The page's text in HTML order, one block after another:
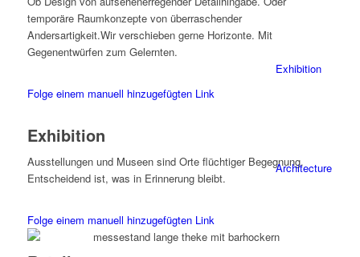
Exhibition
Architecture
temporäre Raumkonzepte von überraschender
Andersartigkeit.Wir verschieben gerne Horizonte. Mit
Gegenentwürfen zum Gelernten.
Folge einem manuell hinzugefügten Link
Exhibition
Ausstellun­gen und Museen sind Orte flüchtiger Begegnung.
Entschei­dend ist, was in Erinnerung bleibt.
Folge einem manuell hinzugefügten Link